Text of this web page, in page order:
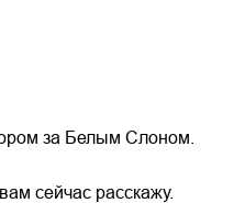
за Белым Слоном.
сейчас расскажу.